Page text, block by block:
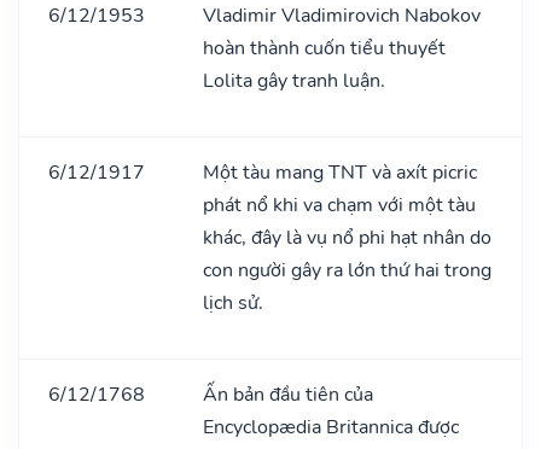
6/12/1953
Vladimir Vladimirovich Nabokov
hoàn thành cuốn tiểu thuyết
Lolita gây tranh luận.
6/12/1917
Một tàu mang TNT và axít picric
phát nổ khi va chạm với một tàu
khác, đây là vụ nổ phi hạt nhân do
con người gây ra lớn thứ hai trong
lịch sử.
6/12/1768
Ấn bản đầu tiên của
Encyclopædia Britannica được